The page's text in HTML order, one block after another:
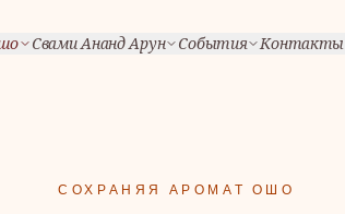
Свами Ананд Арун События Контакты
СОХРАНЯЯ АРОМАТ ОШО